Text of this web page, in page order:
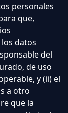
personales
que,
datos
del
de uso
y (ii) el
a otro
que la